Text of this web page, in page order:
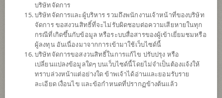
เปลี่ยน (Hedging) ตามดุลยพินิจของผู้จัดการกองทุน
ประเภทกองทุน กองทุนรวมอื่นๆ
ประเภทกองทุนย่อย กองทุนทริกเกอร์
จำนวนเงินลงทุนโครงการ 538 ล้าน
วันที่จดทะเบียนกองทุน วันที่ 11 ส.ค. 2563
วันที่ครบอายุกองทุน N/A
บริษัทจัดการ
บริษัทจัดการและผู้บริหาร รวมถึงพนักงานเจ้าหน้าที่ของบริษัท
จัดการ ขอสงวนสิทธิ์ที่จะไม่รับผิดชอบต่อความเสียหายในทุก
กรณีที่เกิดขึ้นกับข้อมูล หรือระบบสื่อสารของผู้เข้าเยี่ยมชมหรือ
ผู้ลงทุน อันเนื่องมาจากการเข้ามาใช้เว็บไซด์นี้
บริษัทจัดการขอสงวนสิทธิ์ในการแก้ไข ปรับปรุง หรือ
เปลี่ยนแปลงข้อมูลใดๆ บนเว็บไซด์นี้โดยไม่จำเป็นต้องแจ้งให้
ทราบล่วงหน้าแต่อย่างใด ข้าพเจ้าได้อ่านและยอมรับราย
ละเอียด เงื่อนไข และข้อกำหนดที่ปรากฏข้างต้นแล้ว